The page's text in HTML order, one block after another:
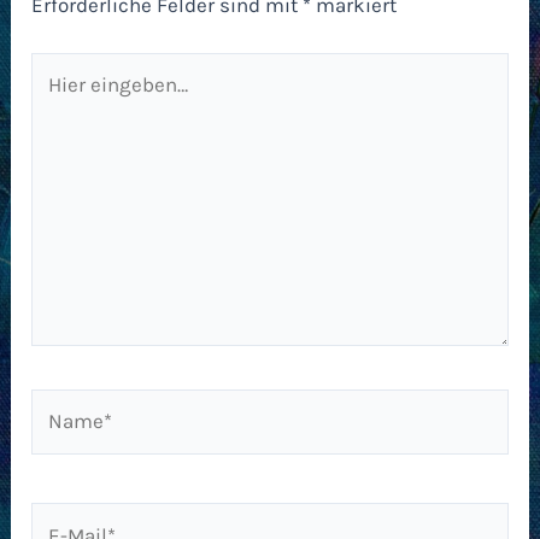
Erforderliche Felder sind mit * markiert
eingeben…